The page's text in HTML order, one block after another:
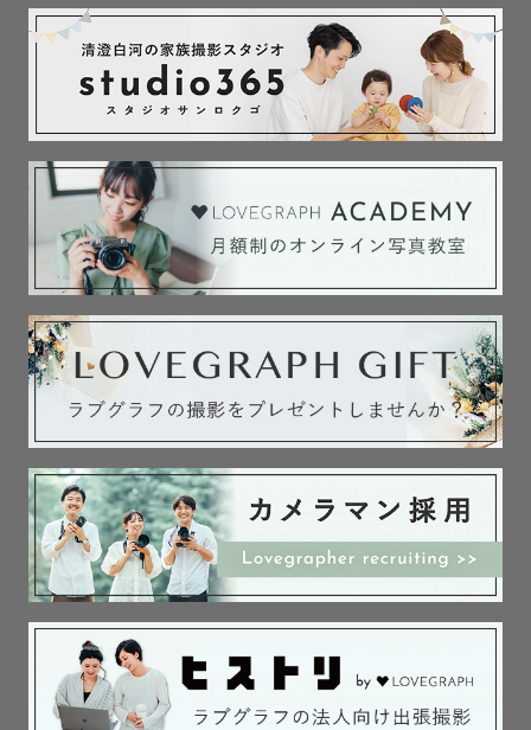
空気感で切り取ります。
見返したときに、思わず笑ってしまうような。
心がじんわり温かくなるような。
そんな写真を、丁寧に撮らせていただきます。
⸻
🌼あいまるってこんな人
・香川県出身/在住
・現役看護師（NICU経験あり👶🏻）
・1995年生まれ、２児のママ
・休みの日は子どもに体力を奪われながらも、だいたいゆ
めタウンに出没
・遠出も大好きで、気づけば県外までおでかけしてます🚗
✨
・菅田将暉とSaucy Dogが大好き🎧
→ 合間を縫ってライブにも出かけます✌︎
・ゲストさんからは”柔らかい雰囲気で安心する””自然体で
話しやすい”と言ってもらえることが多いです
・何より人と話すことがだいすきです♡
４歳女の子と２歳男の子がいるので、753でのお子さまと
の関わりにも自信があります◎